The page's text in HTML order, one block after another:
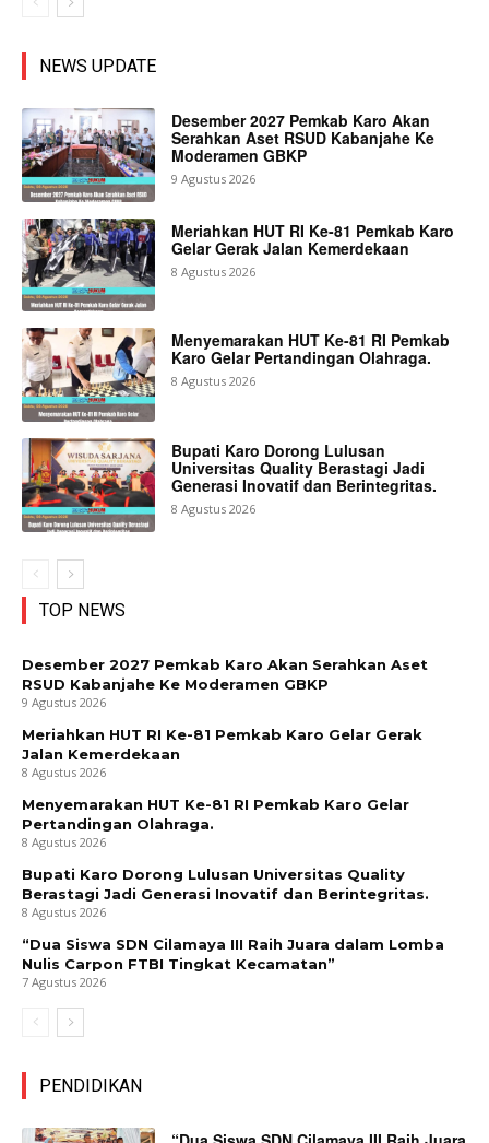
NEWS UPDATE
Desember 2027 Pemkab Karo Akan
Serahkan Aset RSUD Kabanjahe Ke
Moderamen GBKP
9 Agustus 2026
Meriahkan HUT RI Ke-81 Pemkab Karo
Gelar Gerak Jalan Kemerdekaan
8 Agustus 2026
Menyemarakan HUT Ke-81 RI Pemkab
Karo Gelar Pertandingan Olahraga.
8 Agustus 2026
Bupati Karo Dorong Lulusan
Universitas Quality Berastagi Jadi
Generasi Inovatif dan Berintegritas.
8 Agustus 2026
TOP NEWS
Desember 2027 Pemkab Karo Akan Serahkan Aset
RSUD Kabanjahe Ke Moderamen GBKP
9 Agustus 2026
Meriahkan HUT RI Ke-81 Pemkab Karo Gelar Gerak
Jalan Kemerdekaan
8 Agustus 2026
Menyemarakan HUT Ke-81 RI Pemkab Karo Gelar
Pertandingan Olahraga.
8 Agustus 2026
Bupati Karo Dorong Lulusan Universitas Quality
Berastagi Jadi Generasi Inovatif dan Berintegritas.
8 Agustus 2026
“Dua Siswa SDN Cilamaya III Raih Juara dalam Lomba
Nulis Carpon FTBI Tingkat Kecamatan”
7 Agustus 2026
PENDIDIKAN